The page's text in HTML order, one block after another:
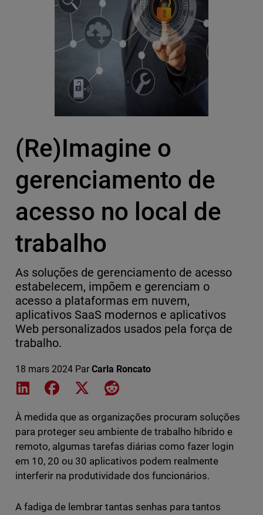
(Re)Imagine o
gerenciamento de
acesso no local de
trabalho
As soluções de gerenciamento de acesso
estabelecem, impõem e gerenciam o
acesso a plataformas em nuvem,
aplicativos SaaS modernos e aplicativos
Web personalizados usados pela força de
trabalho.
18 mars 2024 Par Carla Roncato
Share on LinkedIn
Share on Facebook
Share on XShare on Reddit
À medida que as organizações procuram soluções
para proteger seu ambiente de trabalho híbrido e
remoto, algumas tarefas diárias como fazer login
em 10, 20 ou 30 aplicativos podem realmente
interferir na produtividade dos funcionários.
A fadiga de lembrar tantas senhas para tantos